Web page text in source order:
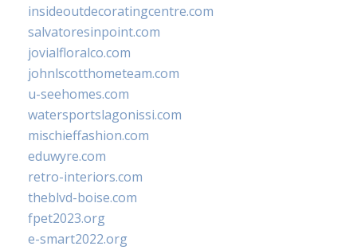
insideoutdecoratingcentre.com
salvatoresinpoint.com
jovialfloralco.com
johnlscotthometeam.com
u-seehomes.com
watersportslagonissi.com
mischieffashion.com
eduwyre.com
retro-interiors.com
theblvd-boise.com
fpet2023.org
e-smart2022.org